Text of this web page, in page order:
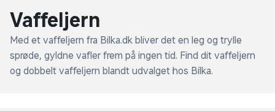
Vaffeljern
Med et vaffeljern fra Bilka.dk bliver det en leg og trylle
sprøde, gyldne vafler frem på ingen tid. Find dit vaffeljern
og dobbelt vaffeljern blandt udvalget hos Bilka.